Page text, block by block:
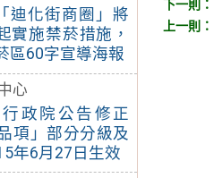
迪化街商圈」將
實施禁菸措施，
區60字宣導海報
心
政院公告修正
項」部分分級及
年6月27日生效